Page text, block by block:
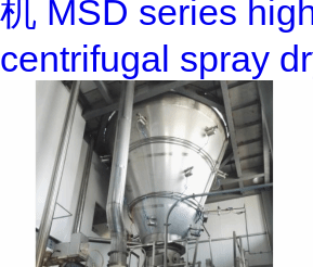
机 MSD series
centrifugal spray